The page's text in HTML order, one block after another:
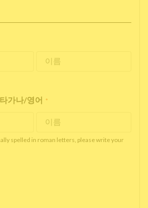
가나/영어 *
spelled in roman letters, please write your